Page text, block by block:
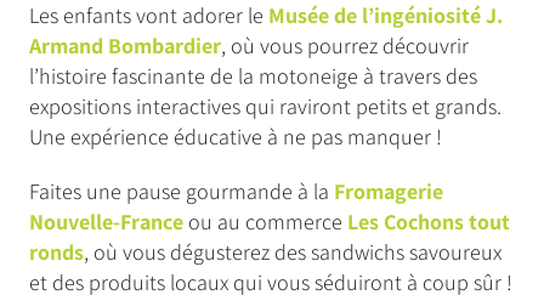
Les enfants vont adorer le Musée de l’ingéniosité J.
Armand Bombardier, où vous pourrez découvrir
l’histoire fascinante de la motoneige à travers des
expositions interactives qui raviront petits et grands.
Une expérience éducative à ne pas manquer !
Faites une pause gourmande à la Fromagerie
Nouvelle-Franceou au commerce Les Cochons tout
ronds, où vous dégusterez des sandwichs savoureux
et des produits locaux qui vous séduiront à coup sûr !